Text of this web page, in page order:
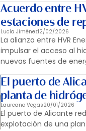
Acuerdo entre
estaciones de
Lucía Jiménez12/02/2026
La alianza entre HVR
impulsar el acceso al
nuevas fuentes de
El puerto de
planta de
Laureano Vegas20/01/2026
El puerto de Alicante
explotación de una